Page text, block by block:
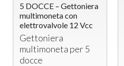
5 DOCCE – Gettoniera
multimoneta con
elettrovalvole 12 Vcc
Gettoniera
multimoneta per 5
docce